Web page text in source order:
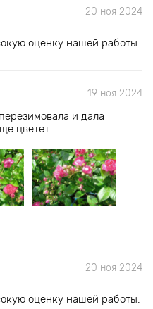
20 ноя 2024
оценку нашей работы.
19 ноя 2024
и дала
цветёт.
20 ноя 2024
оценку нашей работы.